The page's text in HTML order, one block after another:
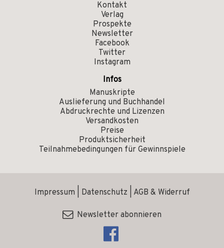
Kontakt
Verlag
Prospekte
Newsletter
Facebook
Twitter
Instagram
Infos
Manuskripte
Auslieferung und Buchhandel
Abdruckrechte und Lizenzen
Versandkosten
Preise
Produktsicherheit
Teilnahmebedingungen für Gewinnspiele
Impressum Datenschutz AGB & Widerruf
Newsletter abonnieren